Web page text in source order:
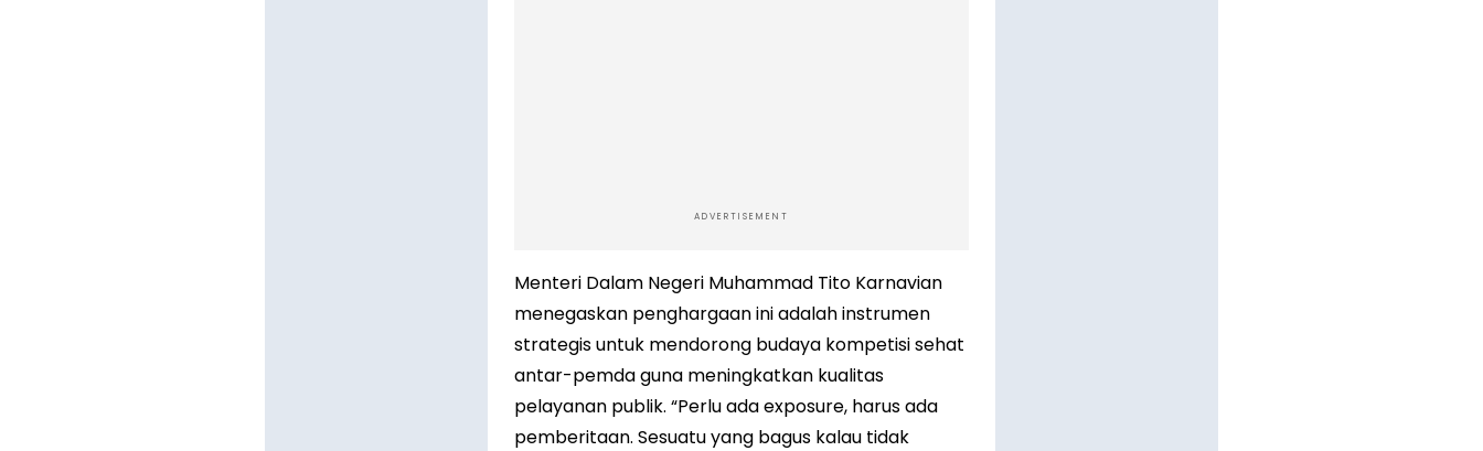
ADVERTISEMENT
Menteri Dalam Negeri Muhammad Tito Karnavian
menegaskan penghargaan ini adalah instrumen
strategis untuk mendorong budaya kompetisi sehat
antar-pemda guna meningkatkan kualitas
pelayanan publik. “Perlu ada exposure, harus ada
pemberitaan. Sesuatu yang bagus kalau tidak